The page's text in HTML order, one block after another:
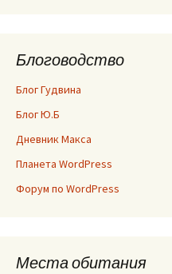
Блоговодство
Блог Гудвина
Блог Ю.Б
Дневник Макса
Планета WordPress
Форум по WordPress
Места обитания